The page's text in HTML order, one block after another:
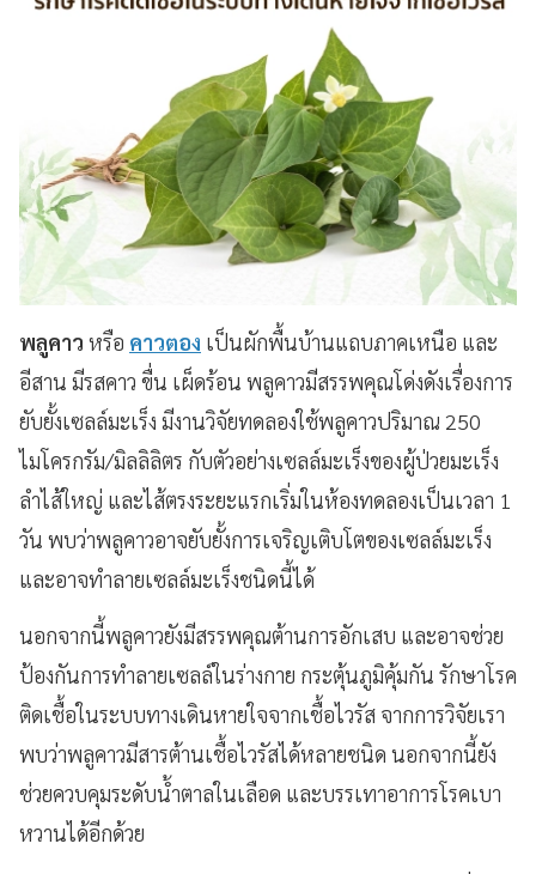
พลูคาว หรือ คาวตอง เป็นผักพื้นบ้านแถบภาคเหนือ และ
อีสาน มีรสคาว ขื่น เผ็ดร้อน พลูคาวมีสรรพคุณโด่งดังเรื่องการ
ยับยั้งเซลล์มะเร็ง มีงานวิจัยทดลองใช้พลูคาวปริมาณ 250
ไมโครกรัม/มิลลิลิตร กับตัวอย่างเซลล์มะเร็งของผู้ป่วยมะเร็ง
ลำไส้ใหญ่ และไส้ตรงระยะแรกเริ่มในห้องทดลองเป็นเวลา 1
วัน พบว่าพลูคาวอาจยับยั้งการเจริญเติบโตของเซลล์มะเร็ง
และอาจทำลายเซลล์มะเร็งชนิดนี้ได้
นอกจากนี้พลูคาวยังมีสรรพคุณต้านการอักเสบ และอาจช่วย
ป้องกันการทำลายเซลล์ในร่างกาย กระตุ้นภูมิคุ้มกัน รักษาโรค
ติดเชื้อในระบบทางเดินหายใจจากเชื้อไวรัส จากการวิจัยเรา
พบว่าพลูคาวมีสารต้านเชื้อไวรัสได้หลายชนิด นอกจากนี้ยัง
ช่วยควบคุมระดับน้ำตาลในเลือด และบรรเทาอาการโรคเบา
หวานได้อีกด้วย